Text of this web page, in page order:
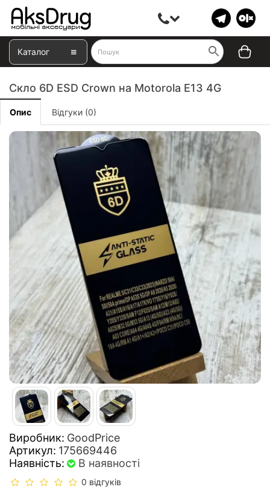
Каталог
Скло 6D ESD Crown на Motorola E13 4G
Опис Відгуки (0)
Виробник: GoodPrice
Артикул: 175669446
Наявність:
В наявності
0 відгуків